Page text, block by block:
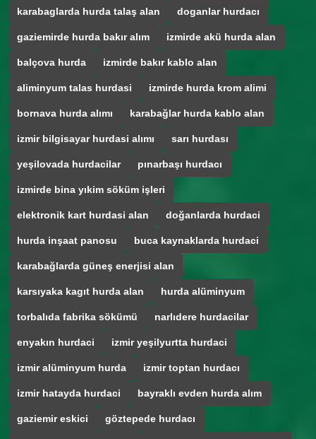
karabaglarda hurda talaş alan doganlar hurdacı
gaziemirde hurda bakır alım izmirde akü hurda alan
balçova hurda izmirde bakır kablo alan
aliminyum talas hurdasi izmirde hurda krom alimi
bornava hurda alımı karabağlar hurda kablo alan
izmir bilgisayar hurdasi alımı sarı hurdası
yeşilovada hurdacilar pınarbaşı hurdacı
izmirde bina yıkim söküm işleri
elektronik kart hurdasi alan doğanlarda hurdaci
hurda inşaat panosu buca kaynaklarda hurdaci
karabağlarda güneş enerjisi alan
karsıyaka kagıt hurda alan hurda alüminyum
torbalıda fabrika sökümü narlıdere hurdacilar
enyakın hurdaci izmir yeşilyurtta hurdaci
izmir alüminyum hurda izmir toptan hurdacı
izmir hatayda hurdaci bayraklı evden hurda alım
gaziemir eskici göztepede hurdacı